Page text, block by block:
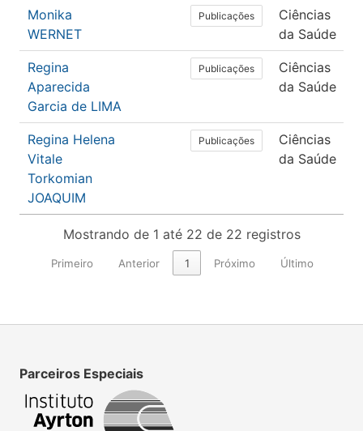
Monika
WERNET
Publicações
Ciências
da Saúde
Regina
Aparecida
Garcia de LIMA
Publicações
Ciências
da Saúde
Regina Helena
Vitale
Torkomian
JOAQUIM
Publicações
Ciências
da Saúde
Mostrando de 1 até 22 de 22 registros
Primeiro Anterior 1 Próximo Último
Parceiros Especiais